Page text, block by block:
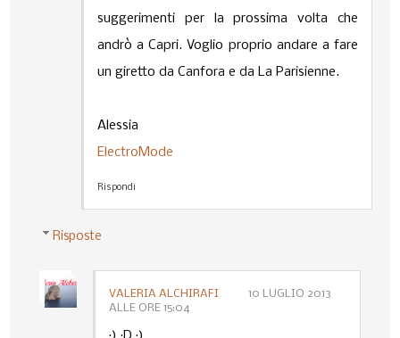
suggerimenti per la prossima volta che
andrò a Capri. Voglio proprio andare a fare
un giretto da Canfora e da La Parisienne.
Alessia
ElectroMode
Rispondi
Risposte
VALERIA ALCHIRAFI
10 LUGLIO 2013
ALLE ORE 15:04